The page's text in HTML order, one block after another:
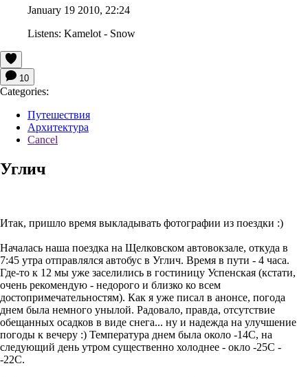
January 19 2010, 22:24
Listens: Kamelot - Snow
10
Categories:
Путешествия
Архитектура
Cancel
Углич
Итак, пришло время выкладывать фотографии из поездки :)
Началась наша поездка на Щелковском автовокзале, откуда в
7:45 утра отправлялся автобус в Углич. Время в пути - 4 часа.
Где-то к 12 мы уже заселились в гостиницу Успенская (кстати,
очень рекомендую - недорого и близко ко всем
достопримечательностям). Как я уже писал в анонсе, погода
днем была немного унылой. Радовало, правда, отсутствие
обещанных осадков в виде снега... ну и надежда на улучшение
погоды к вечеру :) Температура днем была около -14С, на
следующий день утром существенно холоднее - окло -25С -
-22С.